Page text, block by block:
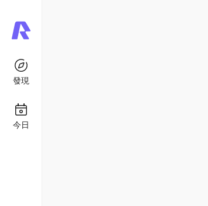
發現
今日